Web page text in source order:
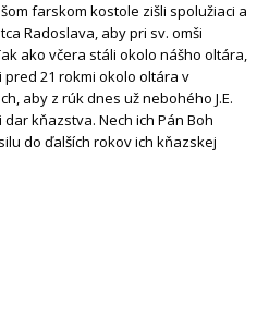
farskom kostole zišli spolužiaci a
Radoslava, aby pri sv. omši
ako včera stáli okolo nášho oltára,
pred 21 rokmi okolo oltára v
aby z rúk dnes už nebohého J.E.
kňazstva. Nech ich Pán Boh
do ďalších rokov ich kňazskej